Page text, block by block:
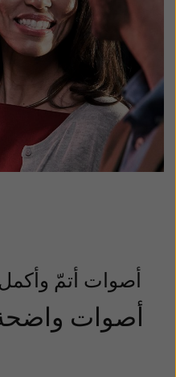
أصوات أتمّ وأكمل
أصوات